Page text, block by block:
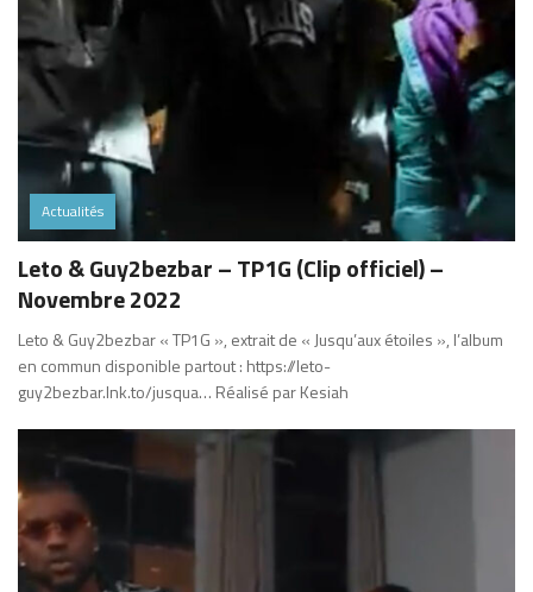
Actualités
Leto & Guy2bezbar – TP1G (Clip officiel) –
Novembre 2022
Leto & Guy2bezbar « TP1G », extrait de « Jusqu’aux étoiles », l’album
en commun disponible partout : https://leto-
guy2bezbar.lnk.to/jusqua… Réalisé par Kesiah